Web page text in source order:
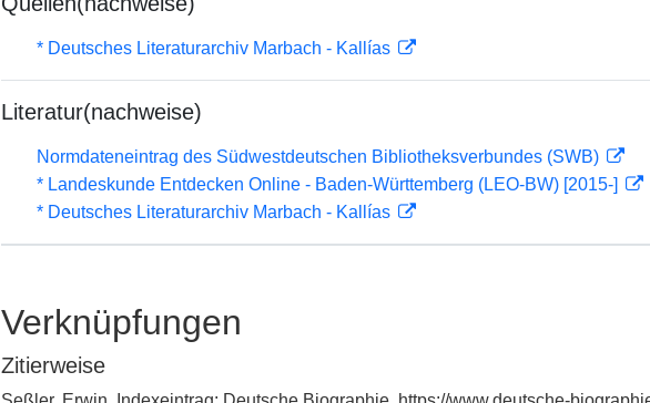
* Deutsches Literaturarchiv Marbach - Kallías
Literatur(nachweise)
Normdateneintrag des Südwestdeutschen Bibliotheksverbundes (SWB)
* Landeskunde Entdecken Online - Baden-Württemberg (LEO-BW) [2015-]
* Deutsches Literaturarchiv Marbach - Kallías
Verknüpfungen
Zitierweise